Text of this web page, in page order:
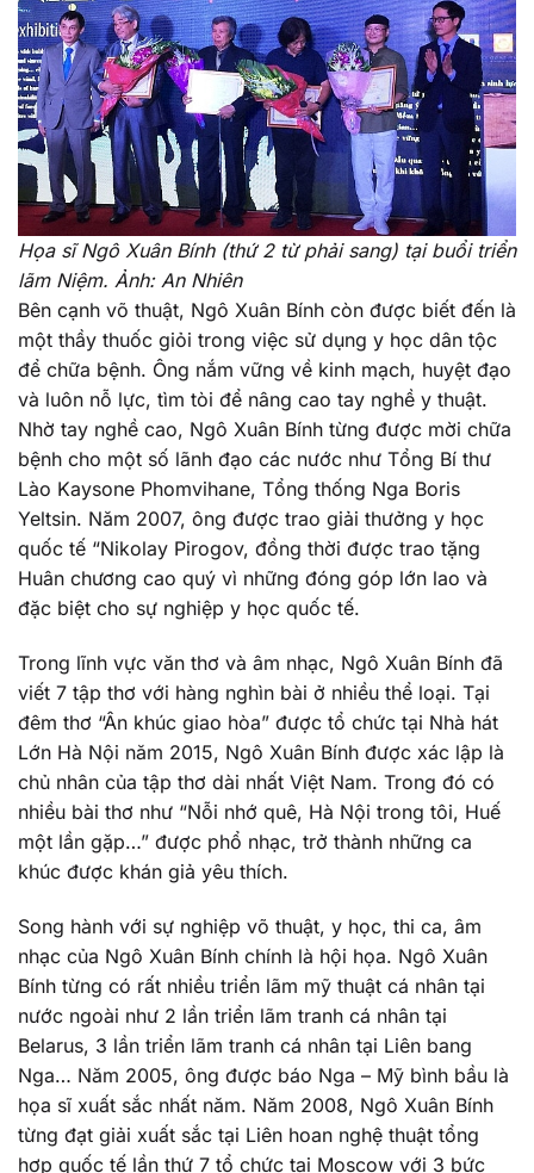
Họa sĩ Ngô Xuân Bính (thứ 2 từ phải sang) tại buổi triển
lãm Niệm. Ảnh: An Nhiên
Bên cạnh võ thuật, Ngô Xuân Bính còn được biết đến là
một thầy thuốc giỏi trong việc sử dụng y học dân tộc
để chữa bệnh. Ông nắm vững về kinh mạch, huyệt đạo
và luôn nỗ lực, tìm tòi để nâng cao tay nghề y thuật.
Nhờ tay nghề cao, Ngô Xuân Bính từng được mời chữa
bệnh cho một số lãnh đạo các nước như Tổng Bí thư
Lào Kaysone Phomvihane, Tổng thống Nga Boris
Yeltsin. Năm 2007, ông được trao giải thưởng y học
quốc tế “Nikolay Pirogov, đồng thời được trao tặng
Huân chương cao quý vì những đóng góp lớn lao và
đặc biệt cho sự nghiệp y học quốc tế.
Trong lĩnh vực văn thơ và âm nhạc, Ngô Xuân Bính đã
viết 7 tập thơ với hàng nghìn bài ở nhiều thể loại. Tại
đêm thơ “Ân khúc giao hòa” được tổ chức tại Nhà hát
Lớn Hà Nội năm 2015, Ngô Xuân Bính được xác lập là
chủ nhân của tập thơ dài nhất Việt Nam. Trong đó có
nhiều bài thơ như “Nỗi nhớ quê, Hà Nội trong tôi, Huế
một lần gặp…” được phổ nhạc, trở thành những ca
khúc được khán giả yêu thích.
Song hành với sự nghiệp võ thuật, y học, thi ca, âm
nhạc của Ngô Xuân Bính chính là hội họa. Ngô Xuân
Bính từng có rất nhiều triển lãm mỹ thuật cá nhân tại
nước ngoài như 2 lần triển lãm tranh cá nhân tại
Belarus, 3 lần triển lãm tranh cá nhân tại Liên bang
Nga… Năm 2005, ông được báo Nga – Mỹ bình bầu là
họa sĩ xuất sắc nhất năm. Năm 2008, Ngô Xuân Bính
từng đạt giải xuất sắc tại Liên hoan nghệ thuật tổng
hợp quốc tế lần thứ 7 tổ chức tại Moscow với 3 bức